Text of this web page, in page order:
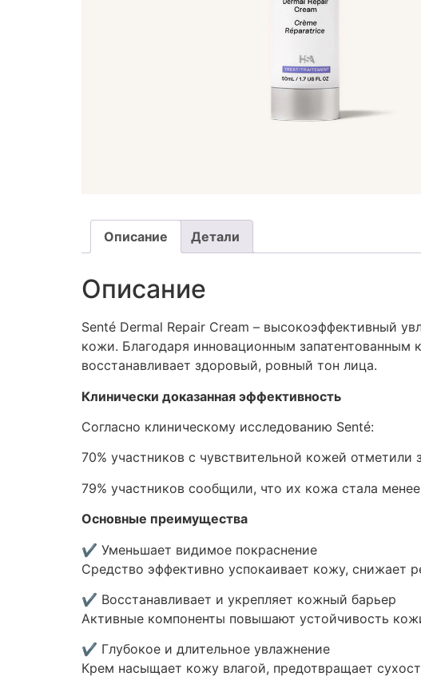
Описание Детали
Описание
Senté Dermal Repair Cream – высокоэффективный
кожи. Благодаря инновационным запатентованным
восстанавливает здоровый, ровный тон лица.
Клинически доказанная эффективность
Согласно клиническому исследованию Senté:
70% участников с чувствительной кожей
79% участников сообщили, что их кожа стала
Основные преимущества
✔ Уменьшает видимое покраснение
Средство эффективно успокаивает кожу, снижает
✔ Восстанавливает и укрепляет кожный барьер
Активные компоненты повышают устойчивость
✔ Глубокое и длительное увлажнение
Крем насыщает кожу влагой, предотвращает